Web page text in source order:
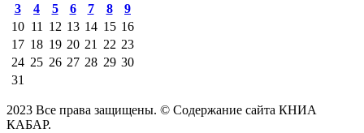
3
4 5 6 7 8
9
10 11 12 13 14 15 16
17 18 19 20 21 22 23
24 25 26 27 28 29 30
31
2023 Все права защищены. © Содержание сайта КНИА
КАБАР.